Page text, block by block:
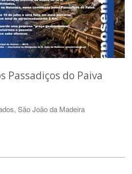
Passadiços do Paiva
, São João da Madeira